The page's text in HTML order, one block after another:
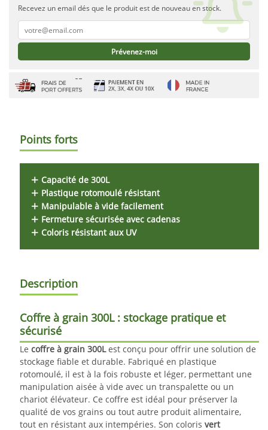
Recevez un email dés que le produit est de nouveau en stock.
Prévenez-moi
Points forts
Capacité de 300L
Plastique rotomoulé résistant
Manipulable à vide facilement
Fermeture sécurisée avec cadenas
Coloris résistant aux UV
Description
Coffre à grain 300L : stockage pratique et
sécurisé
Le coffre à grain 300Lest conçu pour offrir une solution de
stockage fiable et durable. Fabriqué en plastique
rotomoulé, il est à la fois robuste et léger, permettant une
manipulation aisée à vide avec un transpalette ou un
chariot élévateur. Ce coffre est idéal pour préserver la
qualité de vos grains ou tout autre produit alimentaire,
tout en résistant aux intempéries. Son coloris vert